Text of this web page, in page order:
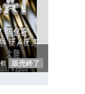
販売終了